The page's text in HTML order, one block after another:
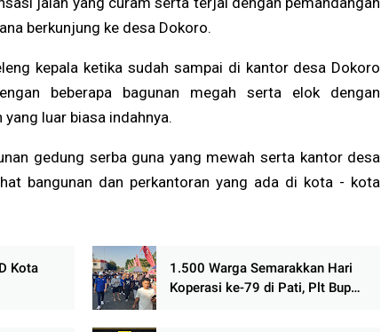
berkunjung ke desa Dokoro.
kepala ketika sudah sampai di kantor desa Dokoro
beberapa bagunan megah serta elok dengan
luar biasa indahnya.
gedung serba guna yang mewah serta kantor desa
bangunan dan perkantoran yang ada di kota - kota
Kota
1.500 Warga Semarakkan Hari
Koperasi ke-79 di Pati, Plt Bupati